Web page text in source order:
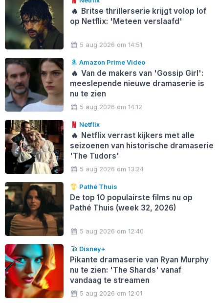
🔥 Britse thrillerserie krijgt volop lof
op Netflix: 'Meteen verslaafd'
5 aug 2026 om 14:51
Amazon Prime Video
🔥 Van de makers van 'Gossip Girl':
meeslepende nieuwe dramaserie is
nu te zien
5 aug 2026 om 14:12
Netflix
🔥 Netflix verrast kijkers met alle
seizoenen van historische dramaserie
'The Tudors'
5 aug 2026 om 13:24
Pathé Thuis
De top 10 populairste films nu op
Pathé Thuis (week 32, 2026)
5 aug 2026 om 12:40
Disney+
Pikante dramaserie van Ryan Murphy
nu te zien: 'The Shards' vanaf
vandaag te streamen
5 aug 2026 om 12:01